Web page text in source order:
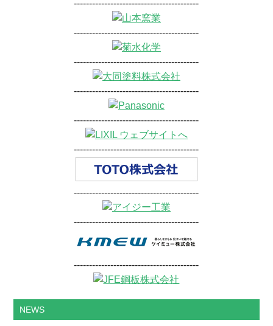
-----------------------------------------
-----------------------------------------
-----------------------------------------
-----------------------------------------
-----------------------------------------
-----------------------------------------
-----------------------------------------
-----------------------------------------
-----------------------------------------
NEWS